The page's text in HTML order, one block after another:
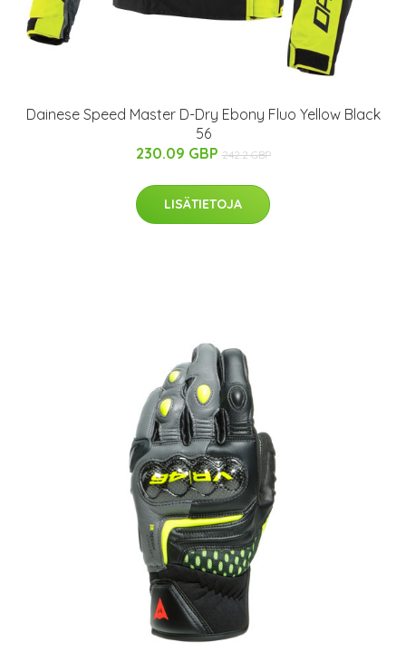
Dainese Speed Master D-Dry Ebony Fluo Yellow Black
56
230.09 GBP 242.2 GBP
LISÄTIETOJA